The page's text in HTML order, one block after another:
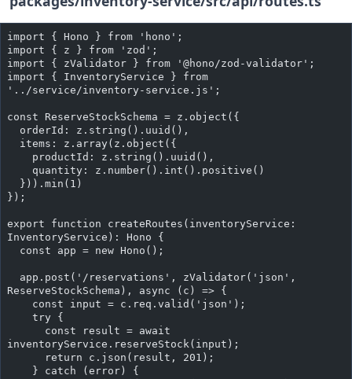
import { Hono } from 'hono';
import { z } from 'zod';
import { zValidator } from '@hono/zod-validator';
import { InventoryService } from
'../service/inventory-service.js';
const ReserveStockSchema = z.object({
  orderId: z.string().uuid(),
  items: z.array(z.object({
    productId: z.string().uuid(),
    quantity: z.number().int().positive()
  })).min(1)
});
export function createRoutes(inventoryService:
InventoryService): Hono {
  const app = new Hono();
ReserveStockSchema), async (c) => {
    const input = c.req.valid('json');
    try {
inventoryService.reserveStock(input);
      return c.json(result, 201);
    } catch (error) {